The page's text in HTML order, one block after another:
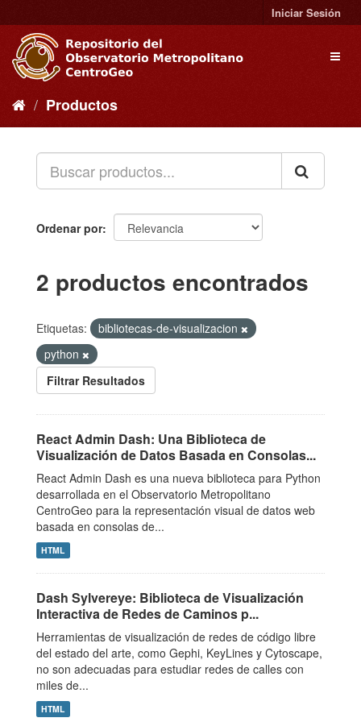
al
contenido
Iniciar Sesión
Productos
Ordenar por
2 productos encontrados
Etiquetas:
bibliotecas-de-visualizacion
python
Filtrar Resultados
React Admin Dash: Una Biblioteca de
Visualización de Datos Basada en Consolas...
React Admin Dash es una nueva biblioteca para Python
desarrollada en el Observatorio Metropolitano
CentroGeo para la representación visual de datos web
basada en consolas de...
HTML
Dash Sylvereye: Biblioteca de Visualización
Interactiva de Redes de Caminos p...
Herramientas de visualización de redes de código libre
del estado del arte, como Gephi, KeyLines y Cytoscape,
no son adecuadas para estudiar redes de calles con
miles de...
HTML